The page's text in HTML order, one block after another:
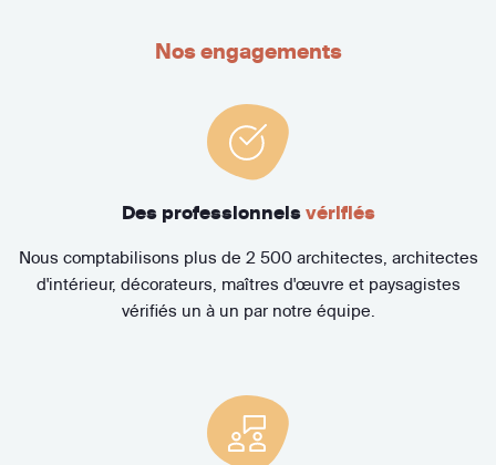
Nos engagements
Des professionnels vérifiés
Nous comptabilisons plus de 2 500 architectes, architectes
d'intérieur, décorateurs, maîtres d'œuvre et paysagistes
vérifiés un à un par notre équipe.